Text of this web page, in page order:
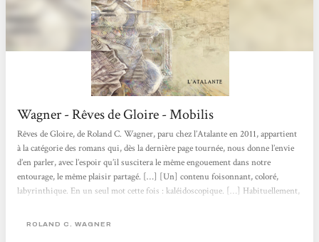
Wagner - Rêves de Gloire - Mobilis
Rêves de Gloire, de Roland C. Wagner, paru chez l’Atalante en 2011, appartient
à la catégorie des romans qui, dès la dernière page tournée, nous donne l’envie
d’en parler, avec l’espoir qu’il suscitera le même engouement dans notre
entourage, le même plaisir partagé. […] [Un] contenu foisonnant, coloré,
labyrinthique. En un seul mot cette fois : kaléidoscopique. […] Habituellement,
décrire le monde tel qu’il aurait pu être. Mais Wagner multiplie les points de...
ROLAND C. WAGNER